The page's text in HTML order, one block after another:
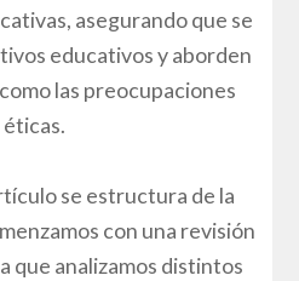
asegurando que se
educativos y aborden
las preocupaciones
éticas.
se estructura de la
con una revisión
que analizamos distintos